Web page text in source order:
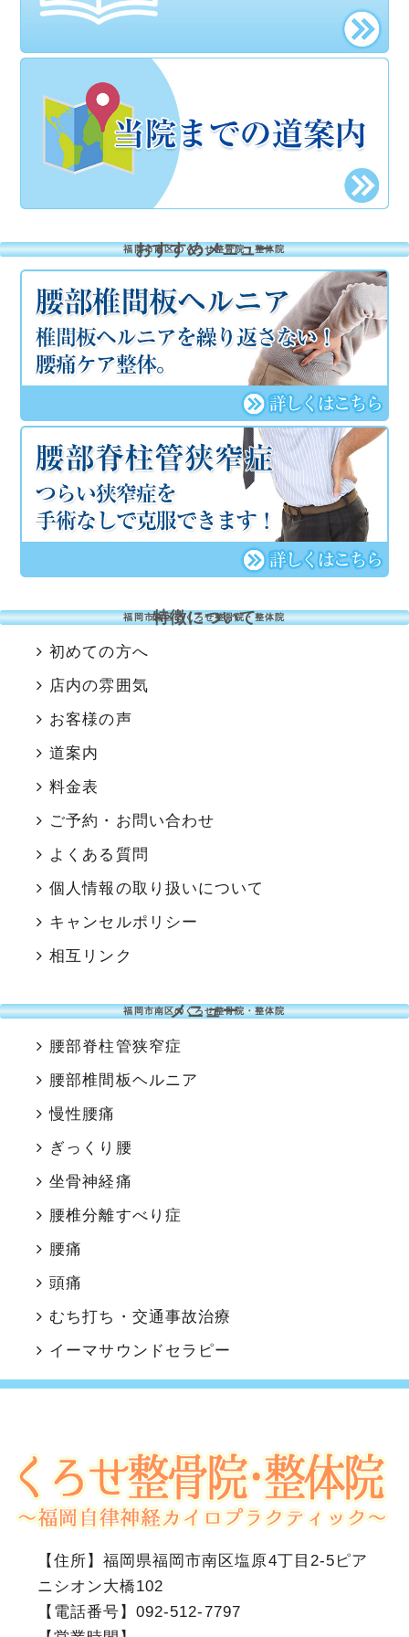
福岡市南区のくろせ整骨院・整体院
おすすめメニュー
福岡市南区のくろせ整骨院・整体院
特徴について
初めての方へ
店内の雰囲気
お客様の声
道案内
料金表
ご予約・お問い合わせ
よくある質問
個人情報の取り扱いについて
キャンセルポリシー
相互リンク
福岡市南区のくろせ整骨院・整体院
メニュー
腰部脊柱管狭窄症
腰部椎間板ヘルニア
慢性腰痛
ぎっくり腰
坐骨神経痛
腰椎分離すべり症
腰痛
頭痛
むち打ち・交通事故治療
イーマサウンドセラピー
【住所】 福岡県福岡市南区塩原4丁目2-5ピア
ニシオン大橋102
【電話番号】092-512-7797